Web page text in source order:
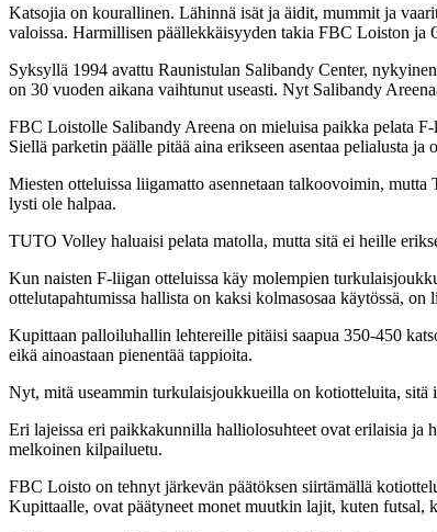
Katsojia on kourallinen. Lähinnä isät ja äidit, mummit ja
valoissa. Harmillisen päällekkäisyyden takia FBC Loiston ja
Syksyllä 1994 avattu Raunistulan Salibandy Center,
on 30 vuoden aikana vaihtunut useasti. Nyt Salibandy
FBC Loistolle Salibandy Areena on mieluisa paikka pelata
Siellä parketin päälle pitää aina erikseen asentaa pelialusta ja
Miesten otteluissa liigamatto asennetaan talkoovoimin,
lysti ole halpaa.
TUTO Volley haluaisi pelata matolla, mutta sitä ei heille
Kun naisten F-liigan otteluissa käy molempien
ottelutapahtumissa hallista on kaksi kolmasosaa käytössä,
Kupittaan palloiluhallin lehtereille pitäisi saapua 350-450
eikä ainoastaan pienentää tappioita.
Nyt, mitä useammin turkulaisjoukkueilla on kotiotteluita, sitä
Eri lajeissa eri paikkakunnilla halliolosuhteet ovat erilaisia ja
melkoinen kilpailuetu.
FBC Loisto on tehnyt järkevän päätöksen siirtämällä
Kupittaalle, ovat päätyneet monet muutkin lajit, kuten